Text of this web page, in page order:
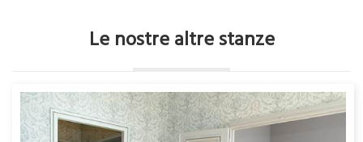
Le nostre altre stanze